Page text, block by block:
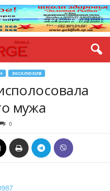
ЭКСКЛЮЗИВ
мужа
0